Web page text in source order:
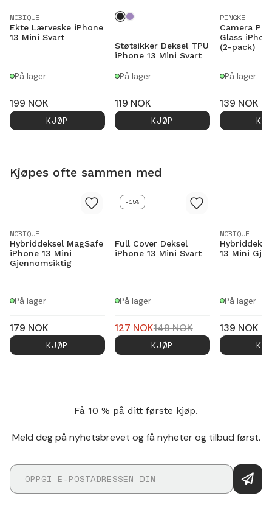
MOBIQUE
Ekte Lærveske iPhone
13 Mini Svart
På lager
199 NOK
KJØP
Støtsikker Deksel TPU
iPhone 13 Mini Svart
På lager
119 NOK
KJØP
RINGKE
Camera
Glass
(2-pack)
På lager
139 NOK
Kjøpes ofte sammen med
MOBIQUE
Hybriddeksel MagSafe
iPhone 13 Mini
Gjennomsiktig
På lager
179 NOK
KJØP
-15%
Full Cover Deksel
iPhone 13 Mini Svart
På lager
127 NOK149NOK
KJØP
MOBIQUE
13 Mini
På lager
139 NOK
Få 10 % på ditt første kjøp.
Meld deg på nyhetsbrevet og få nyheter og tilbud først.